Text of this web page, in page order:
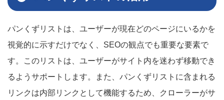
パンくずリストは、ユーザーが現在どのページにいるかを
視覚的に示すだけでなく、SEOの観点でも重要な要素で
す。このリストは、ユーザーがサイト内を迷わず移動でき
るようサポートします。また、パンくずリストに含まれる
リンクは内部リンクとして機能するため、クローラーがサ